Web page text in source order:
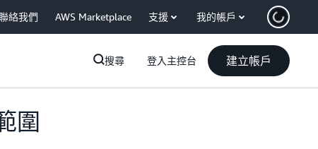
絡我們 AWS Marketplace 支援 我的帳戶
搜尋 登入主控台 建立帳戶
圍